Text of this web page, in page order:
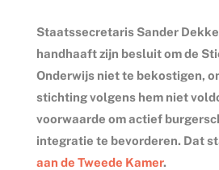
Staatssecretaris Sander
handhaaft zijn besluit om de
Onderwijs niet te bekostigen,
stichting volgens hem niet
voorwaarde om actief
integratie te bevorderen. Dat
aan de Tweede Kamer.